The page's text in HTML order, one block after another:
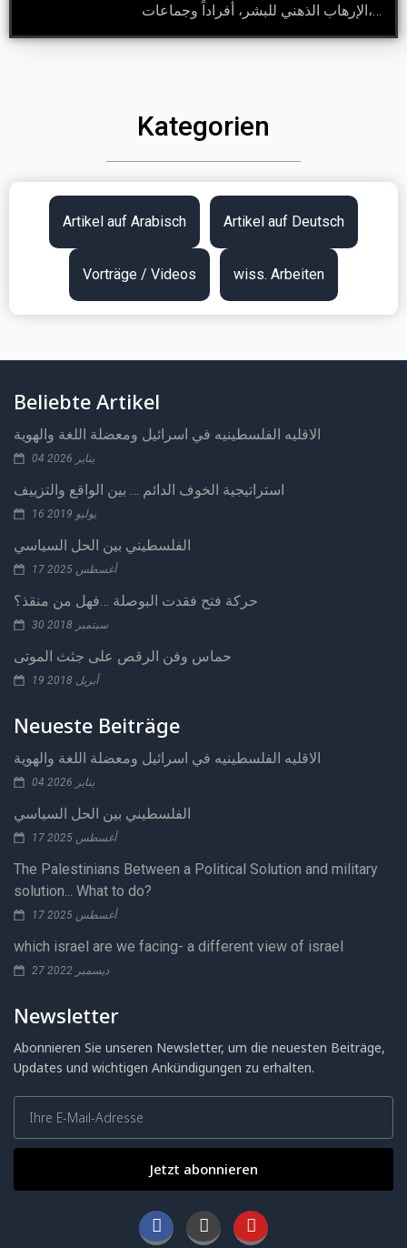
الإرهاب الذهني للبشر، أفراداً وجماعات،…
Kategorien
Artikel auf Arabisch Artikel auf Deutsch
Vorträge / Videos wiss. Arbeiten
Beliebte Artikel
الاقليه الفلسطينيه في اسرائيل ومعضلة اللغة والهوية
04 يناير 2026
استراتيجية الخوف الدائم … بين الواقع والتزييف
16 يوليو 2019
الفلسطيني بين الحل السياسي
17 أغسطس 2025
حركة فتح فقدت البوصلة …فهل من منقذ؟
30 سبتمبر 2018
حماس وفن الرقص على جثث الموتى
19 أبريل 2018
Neueste Beiträge
الاقليه الفلسطينيه في اسرائيل ومعضلة اللغة والهوية
04 يناير 2026
الفلسطيني بين الحل السياسي
17 أغسطس 2025
The Palestinians Between a Political Solution and military
solution... What to do?
17 أغسطس 2025
which israel are we facing- a different view of israel
27 ديسمبر 2022
Newsletter
Abonnieren Sie unseren Newsletter, um die neuesten Beiträge,
Updates und wichtigen Ankündigungen zu erhalten.
Jetzt abonnieren